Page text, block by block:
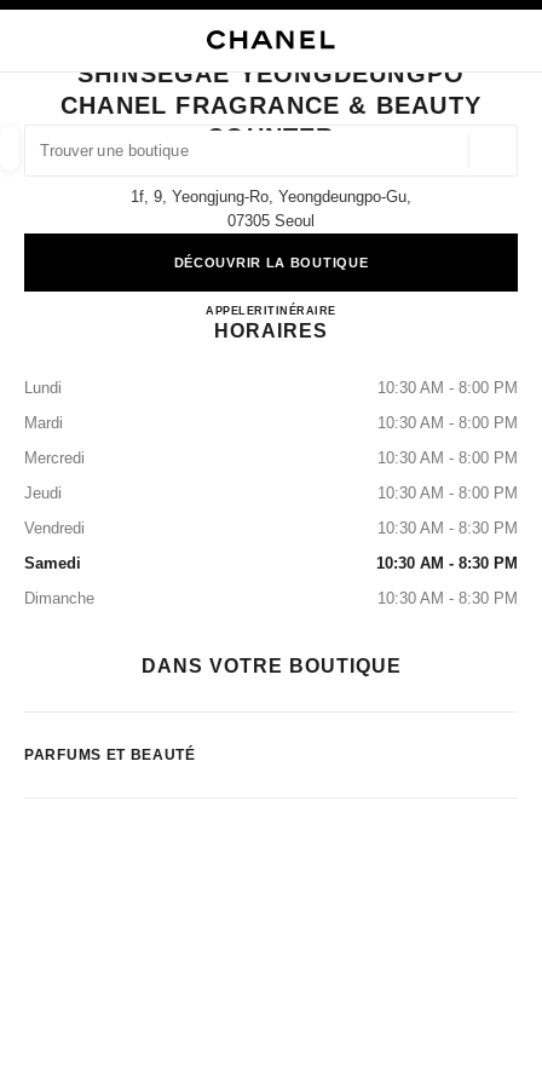
HAUTE JOAILLERIE JOAILLERIEHORLOGERIE LUNETTESPARFUMS
TROUVER UNE BOUTIQUE
FERMER LA FICHE BOUTIQUE SHINSEGAE YEONGDEUNGPO CHANEL
SHINSEGAE YEONGDEUNGPO
CHANEL FRAGRANCE & BEAUTY
COUNTER
1f, 9, Yeongjung-Ro, Yeongdeungpo-Gu,
07305 Seoul
DÉCOUVRIR LA BOUTIQUE
APPELER+82 2 2639 4155
ITINÉRAIREShinsegae Yeongdeungpo
HORAIRES
Lundi
10:30 AM - 8:00 PM
Mardi
10:30 AM - 8:00 PM
Mercredi
10:30 AM - 8:00 PM
Jeudi
10:30 AM - 8:00 PM
Vendredi
10:30 AM - 8:30 PM
Samedi
10:30 AM - 8:30 PM
Dimanche
10:30 AM - 8:30 PM
DANS VOTRE BOUTIQUE
PARFUMS ET BEAUTÉ
filtrer les résultats par :
LUNETTES